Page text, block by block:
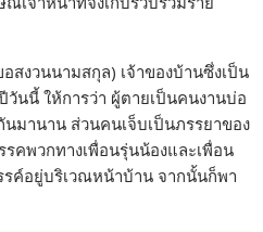
สงวนนามสกุล) เจ้าของบ้านซึ่งเป็น
วันนี้ ให้การว่า ผู้ตายเป็นคนงานบ่อ
มานาน ส่วนคนเจ็บเป็นภรรยาของ
คพวกทางเพื่อนรุ่นน้องและเพื่อน
ค์อยู่บริเวณหน้าบ้าน จากนั้นก็พา